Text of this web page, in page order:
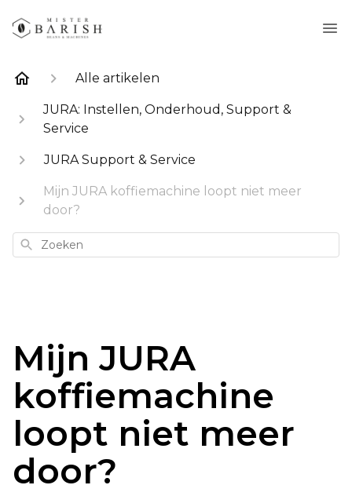
Alle artikelen
JURA: Instellen, Onderhoud, Support &
Service
JURA Support & Service
Mijn JURA koffiemachine loopt niet meer
door?
Zoeken
Mijn JURA
koffiemachine
loopt niet meer
door?